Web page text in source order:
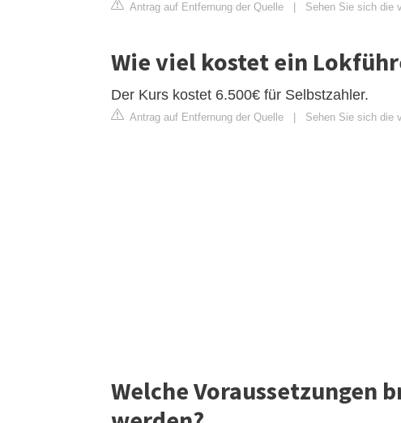
Antrag auf Entfernung der Quelle Sehen Sie sich die
Wie viel kostet ein
Der Kurs kostet 6.500€ für Selbstzahler.
Antrag auf Entfernung der Quelle Sehen Sie sich die
Welche Voraussetzungen